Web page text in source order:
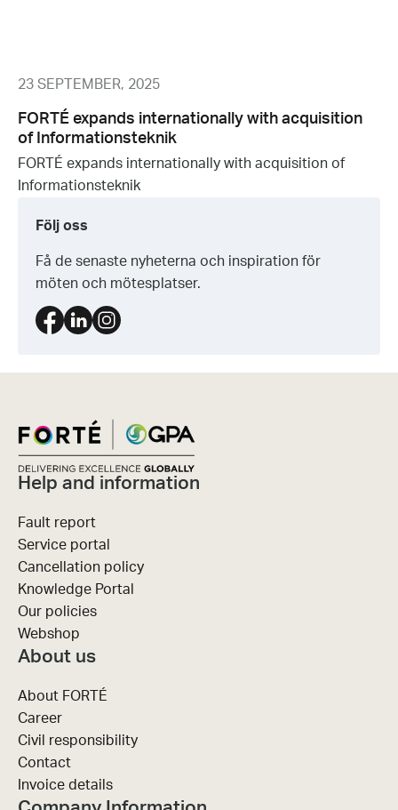
23 SEPTEMBER, 2025
FORTÉ expands internationally with acquisition
of Informationsteknik
FORTÉ expands internationally with acquisition of
Informationsteknik
Följ oss
Få de senaste nyheterna och inspiration för
möten och mötesplatser.
Help and information
Fault report
Service portal
Cancellation policy
Knowledge Portal
Our policies
Webshop
About us
About FORTÉ
Career
Civil responsibility
Contact
Invoice details